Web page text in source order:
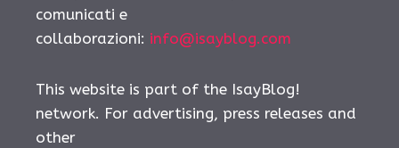
comunicati e
collaborazioni: info@isayblog.com
This website is part of the IsayBlog!
network. For advertising, press releases and
other